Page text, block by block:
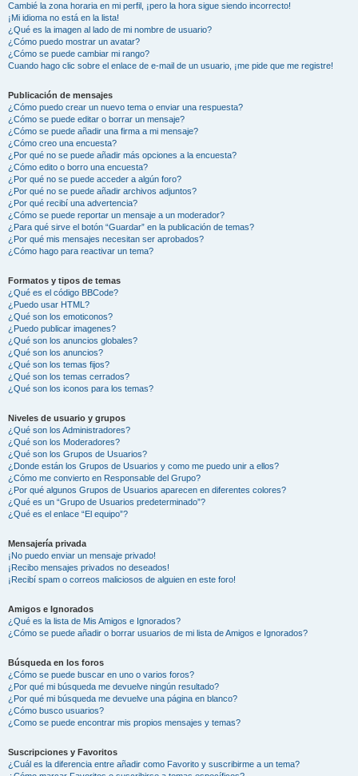
Cambié la zona horaria en mi perfil, ¡pero la hora sigue siendo incorrecto!
¡Mi idioma no está en la lista!
¿Qué es la imagen al lado de mi nombre de usuario?
¿Cómo puedo mostrar un avatar?
¿Cómo se puede cambiar mi rango?
Cuando hago clic sobre el enlace de e-mail de un usuario, ¡me pide que me registre!
Publicación de mensajes
¿Cómo puedo crear un nuevo tema o enviar una respuesta?
¿Cómo se puede editar o borrar un mensaje?
¿Cómo se puede añadir una firma a mi mensaje?
¿Cómo creo una encuesta?
¿Por qué no se puede añadir más opciones a la encuesta?
¿Cómo edito o borro una encuesta?
¿Por qué no se puede acceder a algún foro?
¿Por qué no se puede añadir archivos adjuntos?
¿Por qué recibí una advertencia?
¿Cómo se puede reportar un mensaje a un moderador?
¿Para qué sirve el botón “Guardar” en la publicación de temas?
¿Por qué mis mensajes necesitan ser aprobados?
¿Cómo hago para reactivar un tema?
Formatos y tipos de temas
¿Qué es el código BBCode?
¿Puedo usar HTML?
¿Qué son los emoticonos?
¿Puedo publicar imagenes?
¿Qué son los anuncios globales?
¿Qué son los anuncios?
¿Qué son los temas fijos?
¿Qué son los temas cerrados?
¿Qué son los iconos para los temas?
Niveles de usuario y grupos
¿Qué son los Administradores?
¿Qué son los Moderadores?
¿Qué son los Grupos de Usuarios?
¿Donde están los Grupos de Usuarios y como me puedo unir a ellos?
¿Cómo me convierto en Responsable del Grupo?
¿Por qué algunos Grupos de Usuarios aparecen en diferentes colores?
¿Qué es un “Grupo de Usuarios predeterminado”?
¿Qué es el enlace “El equipo”?
Mensajería privada
¡No puedo enviar un mensaje privado!
¡Recibo mensajes privados no deseados!
¡Recibí spam o correos maliciosos de alguien en este foro!
Amigos e Ignorados
¿Qué es la lista de Mis Amigos e Ignorados?
¿Cómo se puede añadir o borrar usuarios de mi lista de Amigos e Ignorados?
Búsqueda en los foros
¿Cómo se puede buscar en uno o varios foros?
¿Por qué mi búsqueda me devuelve ningún resultado?
¿Por qué mi búsqueda me devuelve una página en blanco?
¿Cómo busco usuarios?
¿Como se puede encontrar mis propios mensajes y temas?
Suscripciones y Favoritos
¿Cuál es la diferencia entre añadir como Favorito y suscribirme a un tema?